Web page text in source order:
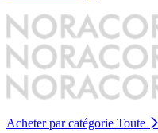
Acheter par catégorie Toute